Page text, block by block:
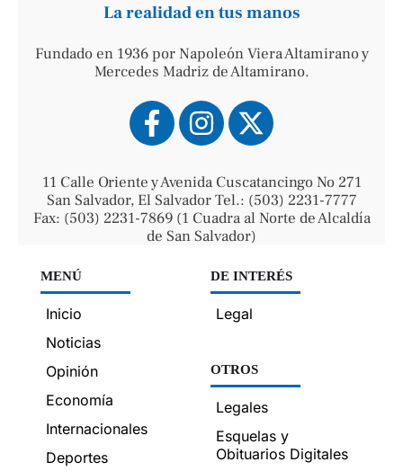
La realidad en tus manos
Fundado en 1936 por Napoleón Viera Altamirano y
Mercedes Madriz de Altamirano.
11 Calle Oriente y Avenida Cuscatancingo No 271
San Salvador, El Salvador Tel.: (503) 2231-7777
Fax: (503) 2231-7869 (1 Cuadra al Norte de Alcaldía
de San Salvador)
MENÚ
Inicio
Noticias
Opinión
Economía
Internacionales
Deportes
DE INTERÉS
Legal
OTROS
Legales
Esquelas y
Obituarios Digitales